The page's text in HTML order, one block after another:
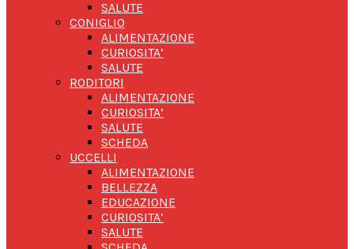
SALUTE
CONIGLIO
ALIMENTAZIONE
CURIOSITA’
SALUTE
RODITORI
ALIMENTAZIONE
CURIOSITA’
SALUTE
SCHEDA
UCCELLI
ALIMENTAZIONE
BELLEZZA
EDUCAZIONE
CURIOSITA’
SALUTE